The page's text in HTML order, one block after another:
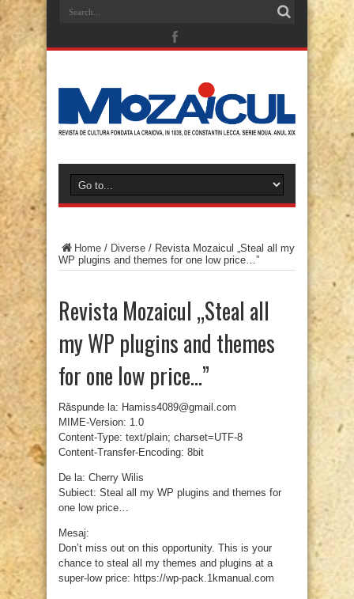
Home / Diverse / Revista Mozaicul „Steal all my
WP plugins and themes for one low price…”
Revista Mozaicul „Steal all
my WP plugins and themes
for one low price…”
Răspunde la: Hamiss4089@gmail.com
MIME-Version: 1.0
Content-Type: text/plain; charset=UTF-8
Content-Transfer-Encoding: 8bit
De la: Cherry Wilis
Subiect: Steal all my WP plugins and themes for
one low price…
Mesaj:
Don’t miss out on this opportunity. This is your
chance to steal all my themes and plugins at a
super-low price: https://wp-pack.1kmanual.com